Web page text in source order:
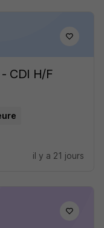
CDI H/F
il y a 21 jours